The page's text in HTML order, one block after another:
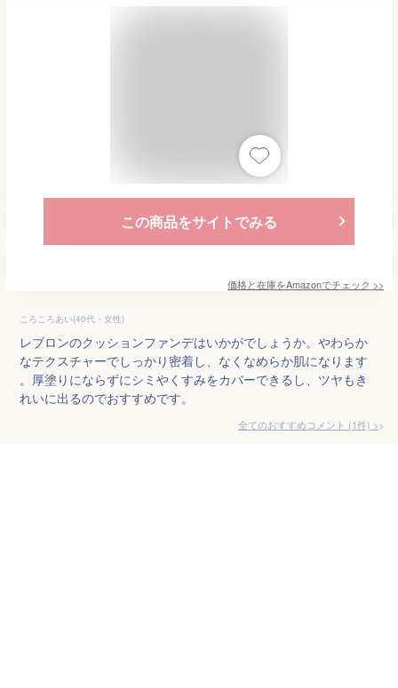
この商品をサイトでみる
価格と在庫をAmazonでチェック >>
ころころあい(40代・女性)
レブロンのクッションファンデはいかがでしょうか。やわらか
なテクスチャーでしっかり密着し、なくなめらか肌になります
。厚塗りにならずにシミやくすみをカバーできるし、ツヤもき
れいに出るのでおすすめです。
全てのおすすめコメント (1件) >